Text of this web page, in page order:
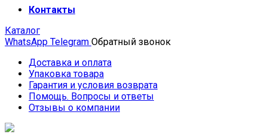
Контакты
Каталог
WhatsApp Telegram Обратный звонок
Доставка и оплата
Упаковка товара
Гарантия и условия возврата
Помощь. Вопросы и ответы
Отзывы о компании